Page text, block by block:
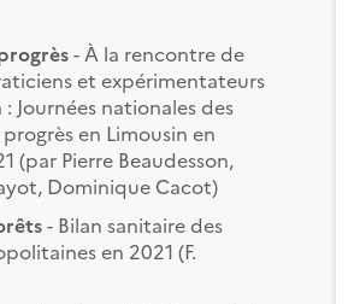
- À la rencontre de
et expérimentateurs
Journées nationales des
en Limousin en
(par Pierre Beaudesson,
Dominique Cacot)
- Bilan sanitaire des
en 2021 (F.